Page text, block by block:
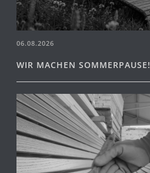
06.08.2026
WIR MACHEN SOMMERPAUSE!